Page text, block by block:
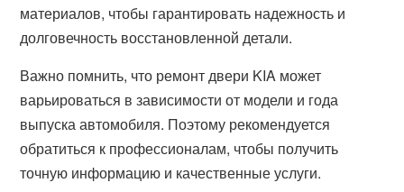
материалов, чтобы гарантировать надежность и
долговечность восстановленной детали.
Важно помнить, что ремонт двери KIA может
варьироваться в зависимости от модели и года
выпуска автомобиля. Поэтому рекомендуется
обратиться к профессионалам, чтобы получить
точную информацию и качественные услуги.